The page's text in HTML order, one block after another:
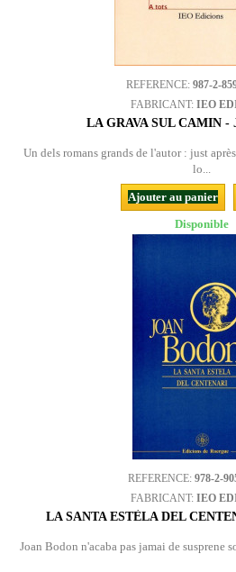
REFERENCE: 987-2-
FABRICANT: IEO
LA GRAVA SUL CAMIN -
Un dels romans grands de l'autor : just
lo...
Ajouter au panier
Disponible
REFERENCE: 978-2-
FABRICANT: IEO
LA SANTA ESTÈLA DEL
Joan Bodon n'acaba pas jamai de susprene